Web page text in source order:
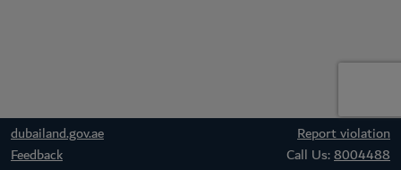
dubailand.gov.ae
Report violation
Feedback
Call Us:8004488